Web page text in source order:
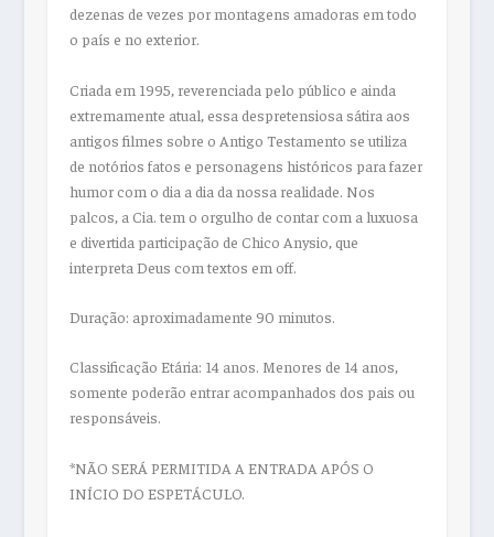
dezenas de vezes por montagens amadoras em todo
o país e no exterior.
Criada em 1995, reverenciada pelo público e ainda
extremamente atual, essa despretensiosa sátira aos
antigos filmes sobre o Antigo Testamento se utiliza
de notórios fatos e personagens históricos para fazer
humor com o dia a dia da nossa realidade. Nos
palcos, a Cia. tem o orgulho de contar com a luxuosa
e divertida participação de Chico Anysio, que
interpreta Deus com textos em off.
Duração: aproximadamente 90 minutos.
Classificação Etária: 14 anos. Menores de 14 anos,
somente poderão entrar acompanhados dos pais ou
responsáveis.
*NÃO SERÁ PERMITIDA A ENTRADA APÓS O
INÍCIO DO ESPETÁCULO.